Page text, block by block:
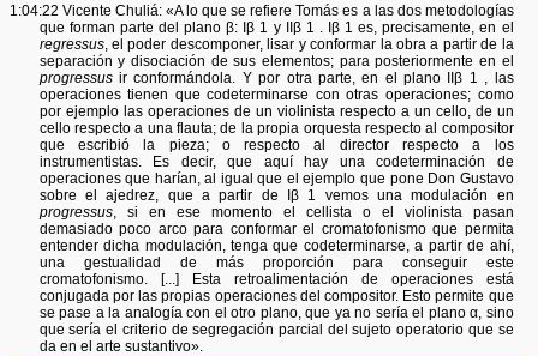
1:04:22 Vicente Chuliá: «A lo que se refiere Tomás es a las dos metodologías
que forman parte del plano β: Iβ 1 y IIβ 1 . Iβ 1 es, precisamente, en el
regressus, el poder descomponer, lisar y conformar la obra a partir de la
separación y disociación de sus elementos; para posteriormente en el
progressusir conformándola. Y por otra parte, en el plano IIβ 1 , las
operaciones tienen que codeterminarse con otras operaciones; como
por ejemplo las operaciones de un violinista respecto a un cello, de un
cello respecto a una flauta; de la propia orquesta respecto al compositor
que escribió la pieza; o respecto al director respecto a los
instrumentistas. Es decir, que aquí hay una codeterminación de
operaciones que harían, al igual que el ejemplo que pone Don Gustavo
sobre el ajedrez, que a partir de Iβ 1 vemos una modulación en
progressus, si en ese momento el cellista o el violinista pasan
demasiado poco arco para conformar el cromatofonismo que permita
entender dicha modulación, tenga que codeterminarse, a partir de ahí,
una gestualidad de más proporción para conseguir este
cromatofonismo. [...] Esta retroalimentación de operaciones está
conjugada por las propias operaciones del compositor. Esto permite que
se pase a la analogía con el otro plano, que ya no sería el plano α, sino
que sería el criterio de segregación parcial del sujeto operatorio que se
da en el arte sustantivo».